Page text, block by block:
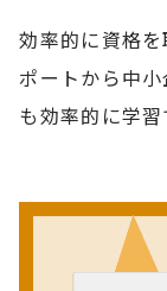
効率的に資格
ポートから中
も効率的に学習